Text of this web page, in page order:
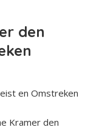
den
en Omstreken
Kramer den